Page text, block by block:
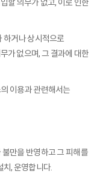
할 의무가 없고, 이로 인한
하거나 상시적으로
가 없으며, 그 결과에 대한
이용과 관련해서는
만을 반영하고 그 피해를
, 운영합니다.